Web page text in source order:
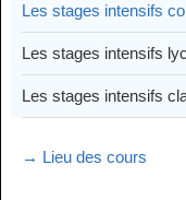
Les stages intensifs
Les stages intensifs
Les stages intensifs
→ Lieu des cours